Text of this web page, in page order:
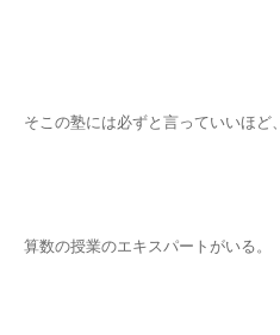
そこの塾には必ずと言っていいほど、
算数の授業のエキスパートがいる。